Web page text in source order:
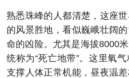
熟悉珠峰的人都清楚，这座
的风景胜地，看似巍峨壮阔
命的凶险。尤其是海拔8000
统称为“死亡地带”。这里氧
支撑人体正常机能，昼夜温